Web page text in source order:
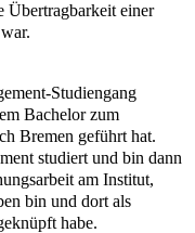
Übertragbarkeit einer
Studiengang
Bachelor zum
Bremen geführt hat.
studiert und bin dann
am Institut,
bin und dort als
habe.